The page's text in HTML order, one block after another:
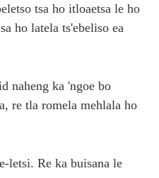
tsa ho itloaetsa le ho
ho latela ts'ebeliso ea
naheng ka 'ngoe bo
re tla romela mehlala ho
letsi. Re ka buisana le